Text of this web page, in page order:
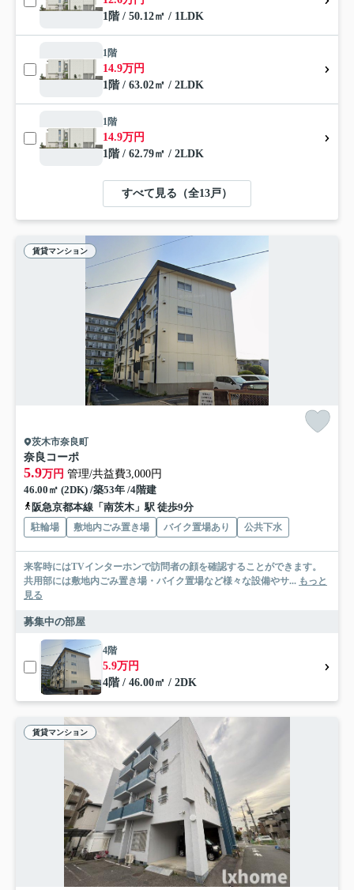
1階 / 50.12㎡ / 1LDK
1階
14.9万円
1階 / 63.02㎡ / 2LDK
1階
14.9万円
1階 / 62.79㎡ / 2LDK
すべて見る（全13戸）
賃貸マンション
茨木市奈良町
奈良コーポ
5.9万円 管理/共益費3,000円
46.00㎡ (2DK) /築53年 /4階建
阪急京都本線「南茨木」駅 徒歩9分
駐輪場 敷地内ごみ置き場 バイク置場あり 公共下水
来客時にはTVインターホンで訪問者の顔を確認することができます。
共用部には敷地内ごみ置き場・バイク置場など様々な設備やサ... もっと
見る
募集中の部屋
4階
5.9万円
4階 / 46.00㎡ / 2DK
賃貸マンション